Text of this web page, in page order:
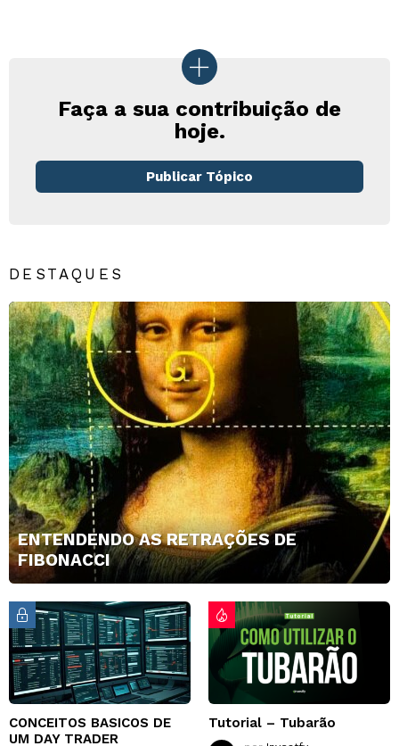
Faça a sua contribuição de
hoje.
Publicar Tópico
DESTAQUES
ENTENDENDO AS RETRAÇÕES DE
FIBONACCI
CONCEITOS BASICOS DE
UM DAY TRADER
Tutorial – Tubarão